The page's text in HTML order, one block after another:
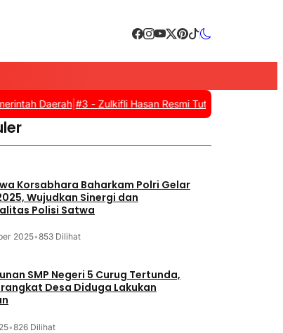
Daerah|#3 -Zulkifli Hasan Resmi Tutup Apkasi
Korsabhara Baharkam Polri Gelar
Wujudkan Sinergi dan
Polisi Satwa
2025•853 Dilihat
SMP Negeri 5 Curug Tertunda,
Desa Diduga Lakukan
•826 Dilihat